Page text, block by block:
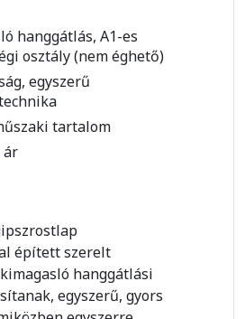
hanggátlás, A1-es
osztály (nem éghető)
egyszerű
tartalom
ár
épített szerelt
hanggátlási
egyszerű, gyors